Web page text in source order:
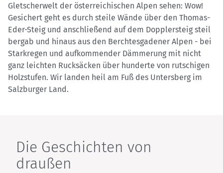
Gletscherwelt der österreichischen Alpen sehen: Wow!
Gesichert geht es durch steile Wände über den Thomas-
Eder-Steig und anschließend auf dem Dopplersteig steil
bergab und hinaus aus den Berchtesgadener Alpen - bei
Starkregen und aufkommender Dämmerung mit nicht
ganz leichten Rucksäcken über hunderte von rutschigen
Holzstufen. Wir landen heil am Fuß des Untersberg im
Salzburger Land.
Die Geschichten von
draußen